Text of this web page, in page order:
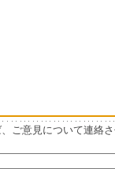
ご意見について連絡